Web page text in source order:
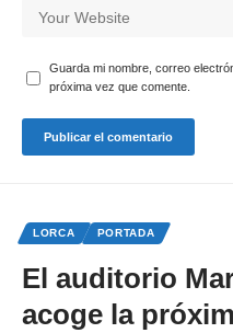
Guarda mi nombre, correo
próxima vez que comente.
LORCA PORTADA
El auditorio
acoge la